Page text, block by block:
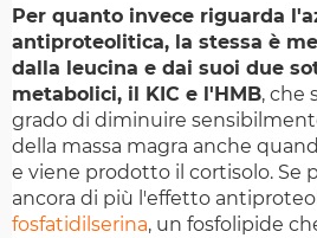
Per quanto invece riguarda
antiproteolitica, la stessa è
dalla leucina e dai suoi due
metabolici, il KIC e l'HMB, che
grado di diminuire
della massa magra anche
e viene prodotto il cortisolo. Se
ancora di più l'effetto
fosfatidilserina, un fosfolipide